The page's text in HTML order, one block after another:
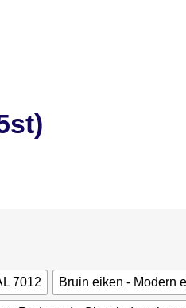
7012 Bruin eiken - Modern